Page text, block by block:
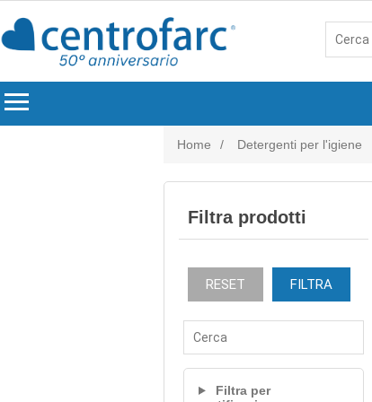
menu
Home / Detergenti per l'igiene
Filtra prodotti
RESET FILTRA
Filtra per